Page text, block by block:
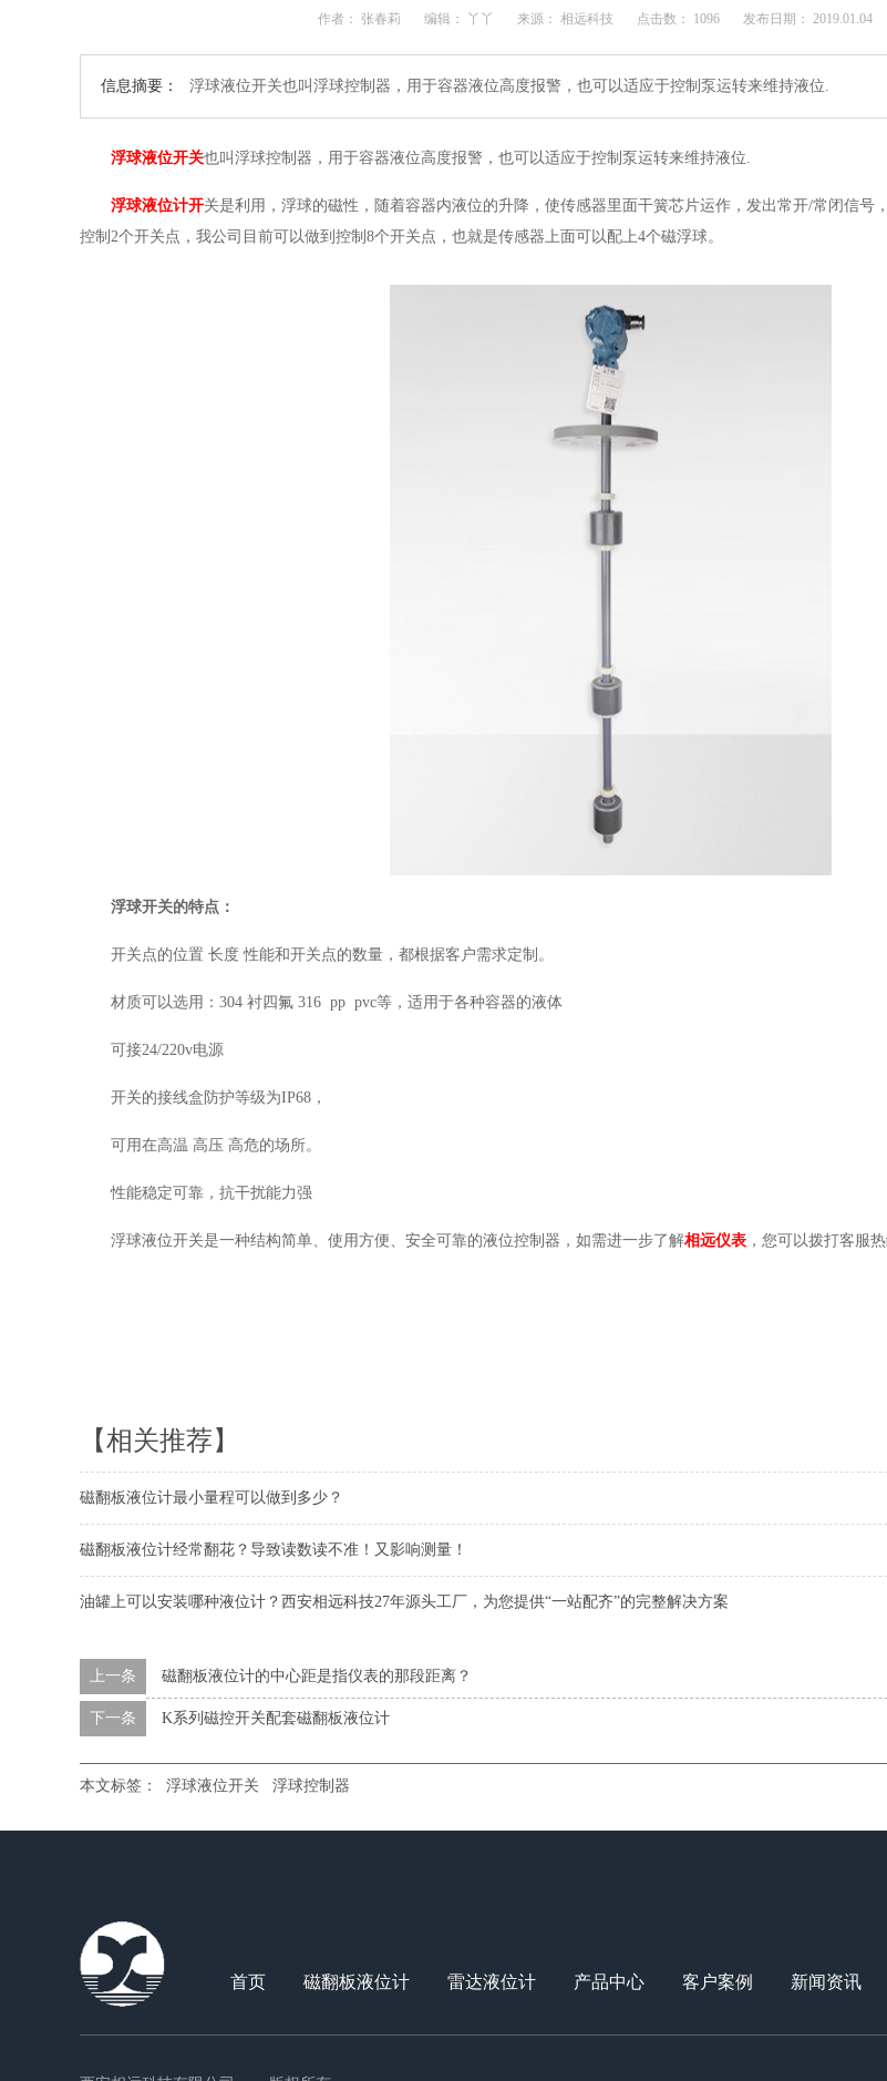
作者： 张春莉 编辑： 丫丫 来源： 相远科技 点击数： 1096 发布日期： 2019.01.04
信息摘要： 浮球液位开关也叫浮球控制器，用于容器液位高度报警，也可以适应于控制泵运转来维持液位.
浮球液位开关也叫浮球控制器，用于容器液位高度报警，也可以适应于控制泵运转来维持液位.
浮球液位计开关是利用，浮球的磁性，随着容器内液位的升降，使传感器里面干簧芯片运作，发出常开/常闭信号
控制2个开关点，我公司目前可以做到控制8个开关点，也就是传感器上面可以配上4个磁浮球。
浮球开关的特点：
开关点的位置 长度 性能和开关点的数量，都根据客户需求定制。
材质可以选用： 304 衬四氟 316 pp pvc等，适用于各种容器的液体
可接24/220v电源
开关的接线盒防护等级为IP68，
可用在高温 高压 高危的场所。
性能稳定可靠，抗干扰能力强
浮球液位开关是一种结构简单、使用方便、安全可靠的液位控制器，如需进一步了解相远仪表 ，您可以拨打客服热
【相关推荐】
磁翻板液位计最小量程可以做到多少？
磁翻板液位计经常翻花？导致读数读不准！又影响测量！
油罐上可以安装哪种液位计？西安相远科技27年源头工厂，为您提供“一站配齐”的完整解决方案
上一条 磁翻板液位计的中心距是指仪表的那段距离？
下一条 K系列磁控开关配套磁翻板液位计
本文标签： 浮球液位开关 浮球控制器
首页 磁翻板液位计 雷达液位计 产品中心 客户案例 新闻资讯